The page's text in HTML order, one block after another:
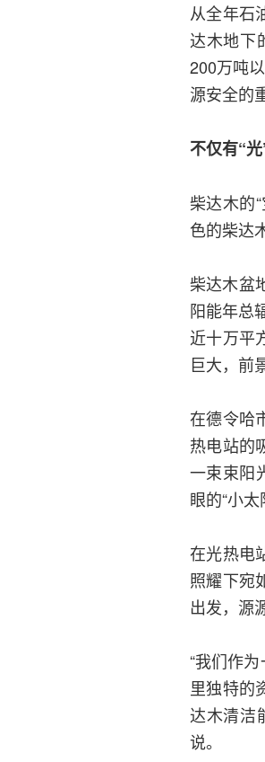
从全年石
达木地下
200万吨
源安全的
不仅有“
柴达木的
色的柴达
柴达木盆
阳能年总
近十万平
巨大，前
在德令哈
热电站的
一束束阳
眼的“小太
在光热电
照耀下宛
出发，源
“我们作
里独特的
达木清洁
说。